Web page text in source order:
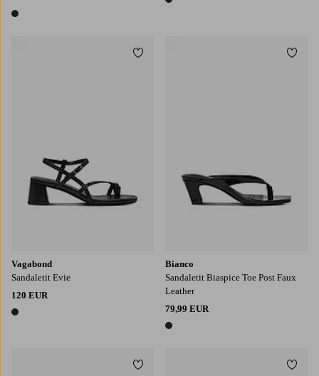
1 väri
1 väri
Vagabond
Sandaletit Evie
120 EUR
1 väri
Lisää suosikkeihin
Bianco
Sandaletit Biaspice Toe Post Faux
Leather
79,99 EUR
1 väri
Lisää suosikkeihin